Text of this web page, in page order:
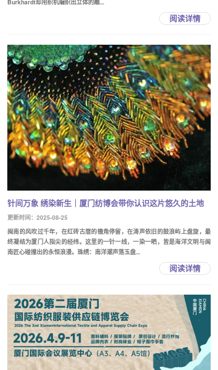
Burkhardt却用织机编织出立体的雕...
阅读详情
针间万象 绣染新生｜厦门纺博会带你认识这片悠久的土地
更新时间：2025-08-25
闽南的风吹过千年，在红砖古厝的檐角停留，在涛声依旧的鼓浪屿上盘旋，最
终凝结为厦门人指尖的经纬。这里的一针一线，一染一晒，皆是海洋文明与闽
南匠心碰撞出的永恒浪漫。珠绣：南洋潮声落玉盘...
阅读详情